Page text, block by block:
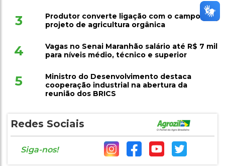
3
Produtor converte ligação com o campo em
projeto de agricultura orgânica
4
Vagas no Senai Maranhão salário até R$ 7 mil
para níveis médio, técnico e superior
5
Ministro do Desenvolvimento destaca
cooperação industrial na abertura da
reunião dos BRICS
Redes Sociais
Siga-nos!